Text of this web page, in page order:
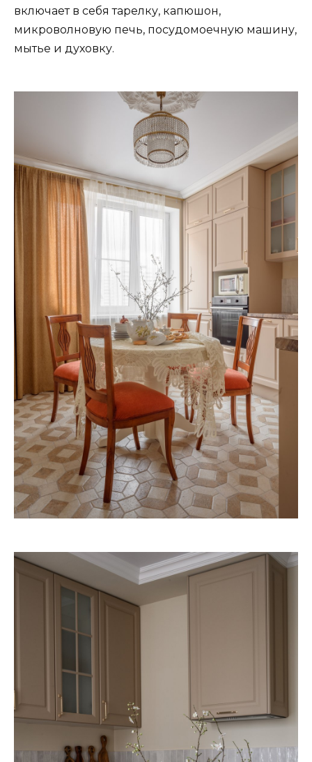
включает в себя тарелку, капюшон,
микроволновую печь, посудомоечную машину,
мытье и духовку.